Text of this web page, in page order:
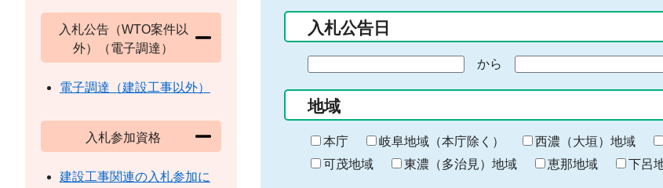
力
入札公告日
の
始
ま
り
から
終
わ
り
地域
本庁 岐阜地域（本庁除く） 西濃（大垣）地域
可茂地域
東濃（多治見）地域 恵那地域 下呂
入札公告（WTO案件以
外）（電子調達）
電子調達（建設工事以外）
入札参加資格
建設工事関連の入札参加に